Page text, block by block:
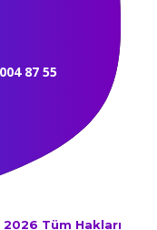
87 55
Tüm Hakları